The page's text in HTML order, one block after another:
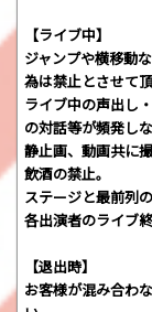
【ライブ中】
ジャンプや横移動
為は禁止とさせて頂
ライブ中の声出し
の対話等が頻発し
静止画、動画共に
飲酒の禁止。
ステージと最前列
各出演者のライブ
【退出時】
お客様が混み合わ